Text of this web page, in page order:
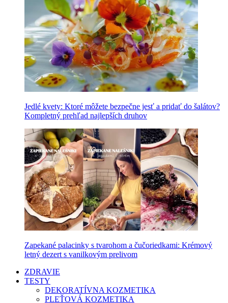
Jedlé kvety: Ktoré môžete bezpečne jesť a pridať do šalátov?
Kompletný prehľad najlepších druhov
Zapekané palacinky s tvarohom a čučoriedkami: Krémový
letný dezert s vanilkovým prelivom
ZDRAVIE
TESTY
DEKORATÍVNA KOZMETIKA
PLEŤOVÁ KOZMETIKA